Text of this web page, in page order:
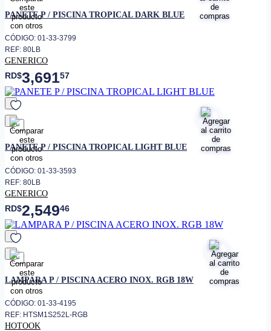
favorito
PANETE P / PISCINA TROPICAL DARK BLUE
CÓDIGO: 01-33-3799
REF: 80LB
GENERICO
RD$3,69157
favorito
PANETE P / PISCINA TROPICAL LIGHT BLUE
CÓDIGO: 01-33-3593
REF: 80LB
GENERICO
RD$2,54946
favorito
LAMPARA P / PISCINA ACERO INOX. RGB 18W
CÓDIGO: 01-33-4195
REF: HTSM1S252L-RGB
HOTOOK